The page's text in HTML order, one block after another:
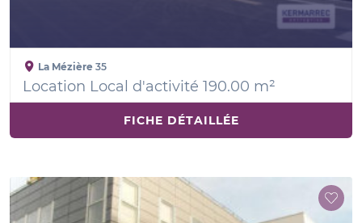
La Mézière 35
Location Local d'activité 190.00 m²
FICHE DÉTAILLÉE